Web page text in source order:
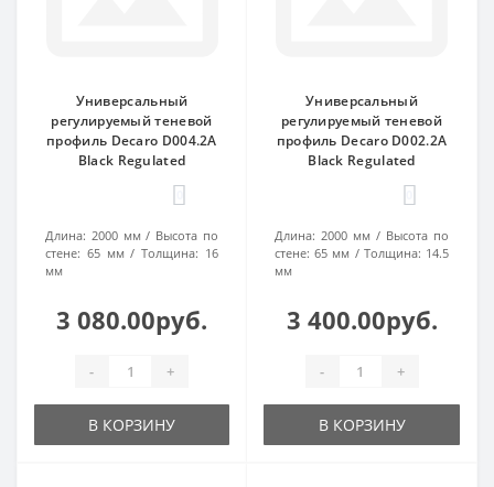
Универсальный
регулируемый теневой
профиль Decaro D004.2A
Black Regulated
Длина: 2000 мм
Высота по
стене: 65 мм Толщина: 16
мм
3 080.00руб.
- +
В КОРЗИНУ
Универсальный
регулируемый теневой
профиль Decaro D002.2A
Black Regulated
Длина: 2000 мм
Высота по
стене: 65 мм Толщина: 14.5
мм
3 400.00руб.
- +
В КОРЗИНУ